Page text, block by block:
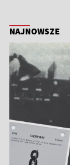
NAJNOWSZE